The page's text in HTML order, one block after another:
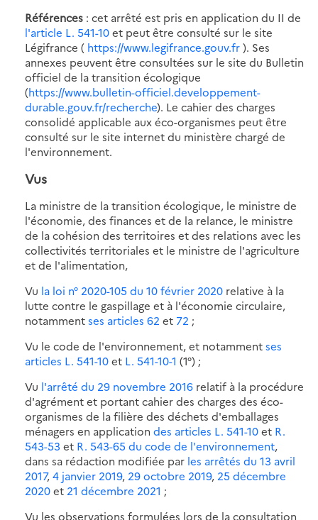
Références : cet arrêté est pris en application du II de
l'article L. 541-10et peut être consulté sur le site
Légifrance ( https://www.legifrance.gouv.fr). Ses
annexes peuvent être consultées sur le site du Bulletin
officiel de la transition écologique
(https://www.bulletin-officiel.developpement-
durable.gouv.fr/recherche). Le cahier des charges
consolidé applicable aux éco-organismes peut être
consulté sur le site internet du ministère chargé de
l'environnement.
Vus
La ministre de la transition écologique, le ministre de
l'économie, des finances et de la relance, le ministre
de la cohésion des territoires et des relations avec les
collectivités territoriales et le ministre de l'agriculture
et de l'alimentation,
Vu la loi n° 2020-105 du 10 février 2020 relative à la
lutte contre le gaspillage et à l'économie circulaire,
notammentses articles 62 et 72 ;
Vu le code de l'environnement, et notammentses
articles L. 541-10et L. 541-10-1 (1°) ;
Vu l'arrêté du 29 novembre 2016 relatif à la procédure
d'agrément et portant cahier des charges des éco-
organismes de la filière des déchets d'emballages
ménagers en application des articles L. 541-10et R.
543-53 et R. 543-65 du code de l'environnement,
dans sa rédaction modifiée par les arrêtés du 13 avril
2017,4 janvier 2019, 29 octobre 2019, 25 décembre
2020et 21 décembre 2021 ;
Vu les observations formulées lors de la consultation